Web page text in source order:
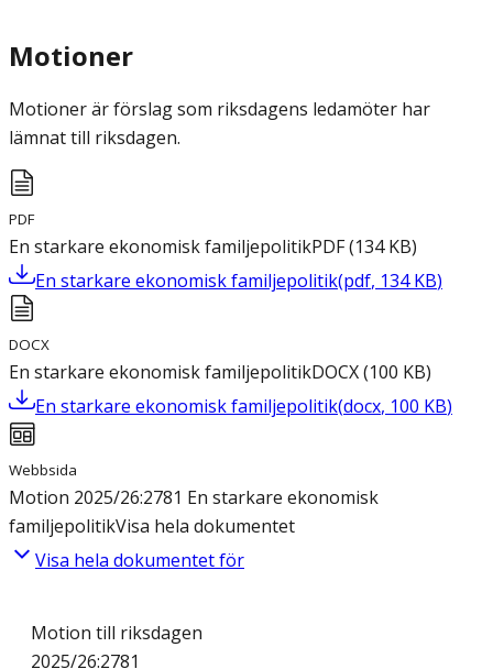
Motioner
Motioner är förslag som riksdagens ledamöter har
lämnat till riksdagen.
PDF
En starkare ekonomisk familjepolitikPDF(134 KB)
En starkare ekonomisk familjepolitik(pdf, 134 KB)
DOCX
En starkare ekonomisk familjepolitikDOCX(100 KB)
En starkare ekonomisk familjepolitik(docx, 100 KB)
Webbsida
Motion 2025/26:2781 En starkare ekonomisk
familjepolitikVisa hela dokumentet
Visa hela dokumentet för
Motion till riksdagen
2025/26:2781